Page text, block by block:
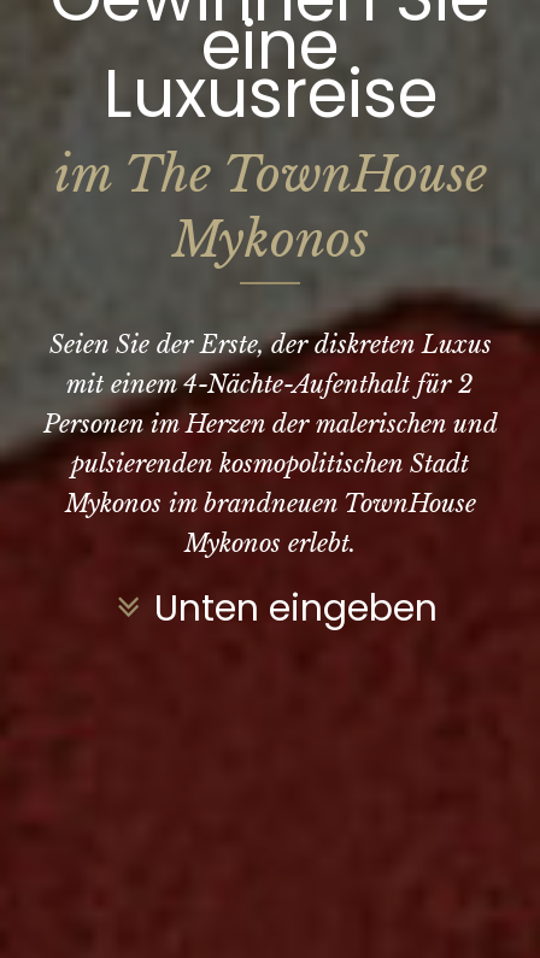
eine
Luxusreise
im The TownHouse
Mykonos
Seien Sie der Erste, der diskreten Luxus
mit einem 4-Nächte-Aufenthalt für 2
Personen im Herzen der malerischen und
pulsierenden kosmopolitischen Stadt
Mykonos im brandneuen TownHouse
Mykonos erlebt.
Unten eingeben